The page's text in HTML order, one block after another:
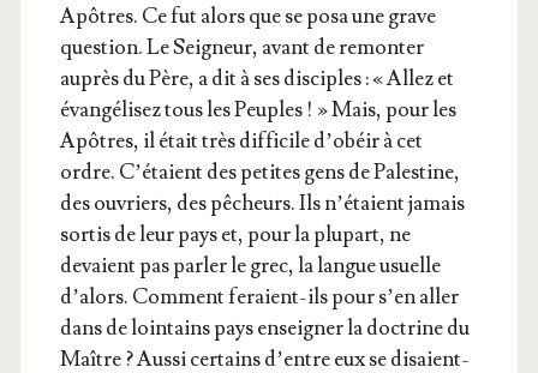
Apôtres. Ce fut alors que se posa une grave
ques­tion. Le Sei­gneur, avant de remon­ter
auprès du Père, a dit à ses dis­ciples : « Allez et
évan­gé­li­sez tous les Peuples ! » Mais, pour les
Apôtres, il était très dif­fi­cile d’o­béir à cet
ordre. C’é­taient des petites gens de Pales­tine,
des ouvriers, des pêcheurs. Ils n’é­taient jamais
sor­tis de leur pays et, pour la plu­part, ne
devaient pas par­ler le grec, la langue usuelle
d’a­lors. Com­ment feraient-ils pour s’en aller
dans de loin­tains pays ensei­gner la doc­trine du
Maître ? Aus­si cer­tains d’entre eux se disaient-